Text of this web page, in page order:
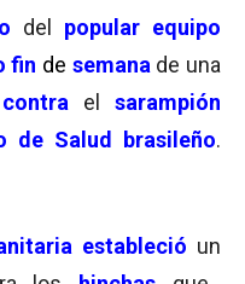
del popular equipo
fin de semana de una
contra el sarampión
de Salud brasileño.
estableció un